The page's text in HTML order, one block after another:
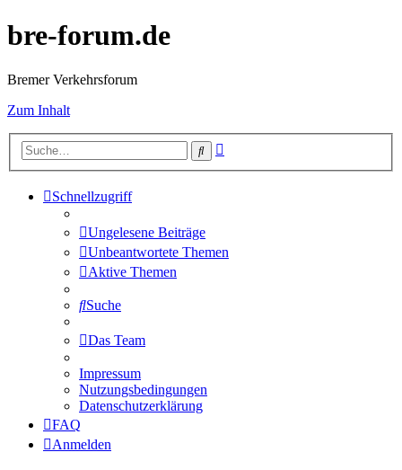
bre-forum.de
Bremer Verkehrsforum
Zum Inhalt
Suche
Schnellzugriff
Ungelesene Beiträge
Unbeantwortete Themen
Aktive Themen
Suche
Das Team
Impressum
Nutzungsbedingungen
Datenschutzerklärung
FAQ
Anmelden